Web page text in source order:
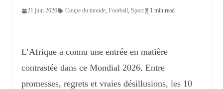
21 juin 2026 Coupe du monde, Football, Sport 1 min read
L’Afrique a connu une entrée en matière
contrastée dans ce Mondial 2026. Entre
promesses, regrets et vraies désillusions, les 10